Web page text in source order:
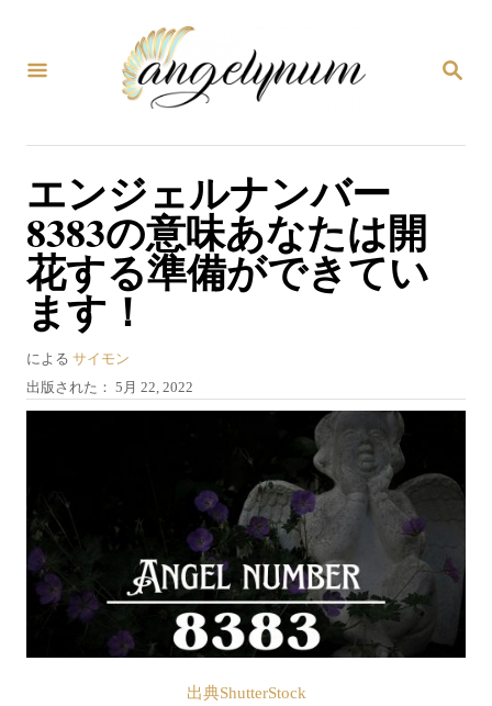
検
エンジェルナンバー
8383の意味あなたは開
花する準備ができてい
ます！
による 著
者
サイモン
投
稿
出版された： 5月 22, 2022
出典ShutterStock